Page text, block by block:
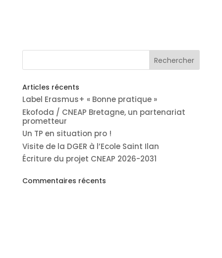
Articles récents
Label Erasmus+ « Bonne pratique »
Ekofoda / CNEAP Bretagne, un partenariat
prometteur
Un TP en situation pro !
Visite de la DGER à l’Ecole Saint Ilan
Écriture du projet CNEAP 2026-2031
Commentaires récents